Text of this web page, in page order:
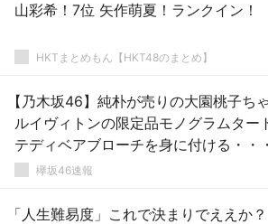
山彩希！7位 矢作萌夏！ランクイン！
HKTまとめもん【HKT48のまとめ】
【乃木坂46】純朴が売りの大園桃子ちゃ
ルイヴィトンの限定品モノグラムター
テディベアブローチを身に付ける・・・
欅坂46速報
「人生難易度」これで決まりでええか？